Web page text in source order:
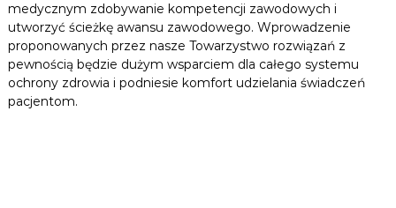
medycznym zdobywanie kompetencji zawodowych i
utworzyć ścieżkę awansu zawodowego. Wprowadzenie
proponowanych przez nasze Towarzystwo rozwiązań z
pewnością będzie dużym wsparciem dla całego systemu
ochrony zdrowia i podniesie komfort udzielania świadczeń
pacjentom.